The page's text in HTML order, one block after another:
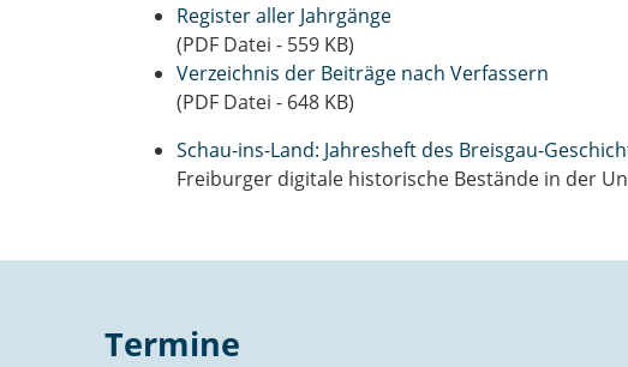
Register aller Jahrgänge
(PDF Datei - 559 KB)
Verzeichnis der Beiträge nach Verfassern
(PDF Datei - 648 KB)
Schau-ins-Land: Jahresheft des Breisgau-
Freiburger digitale historische Bestände in der
Termine